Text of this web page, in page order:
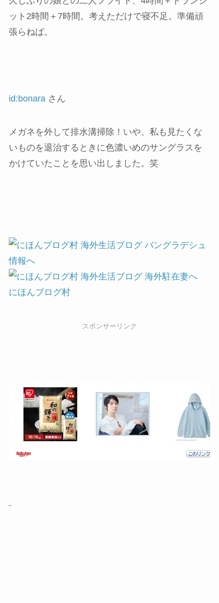
ット2時間＋7時間。考えただけで寝不足。準備頑
張らねば。
id:bonara さん
メガネを外して排水溝掃除！いや、私も見たくな
いものを退治するときに色濃いめのサングラスを
かけていたことを思い出しました。笑
にほんブログ村
スポンサーリンク